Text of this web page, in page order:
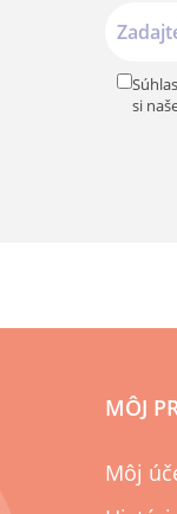
si
MÔJ
Môj